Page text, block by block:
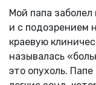
Мой папа
и с подозрением
краевую
называлась
это опухоль.